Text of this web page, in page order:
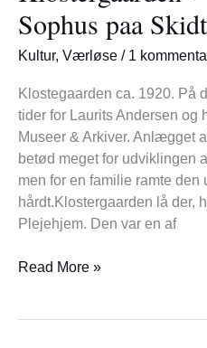
Sophus paa
Kultur, Værløse / 1
Klostegaarden ca. 1920. På
tider for Laurits Andersen og
Museer & Arkiver. Anlægget
betød meget for udviklingen
men for en familie ramte
hårdt.Klostergaarden lå der,
Plejehjem. Den var en af
tider
for
Sophus
Skidtets
familie
Read More »